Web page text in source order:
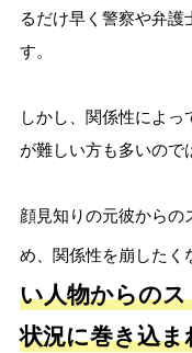
るだけ早く警察や弁護
す。
しかし、関係性によ
が難しい方も多いので
顔見知りの元彼からの
め、関係性を崩したく
い人物からの
状況に巻き込